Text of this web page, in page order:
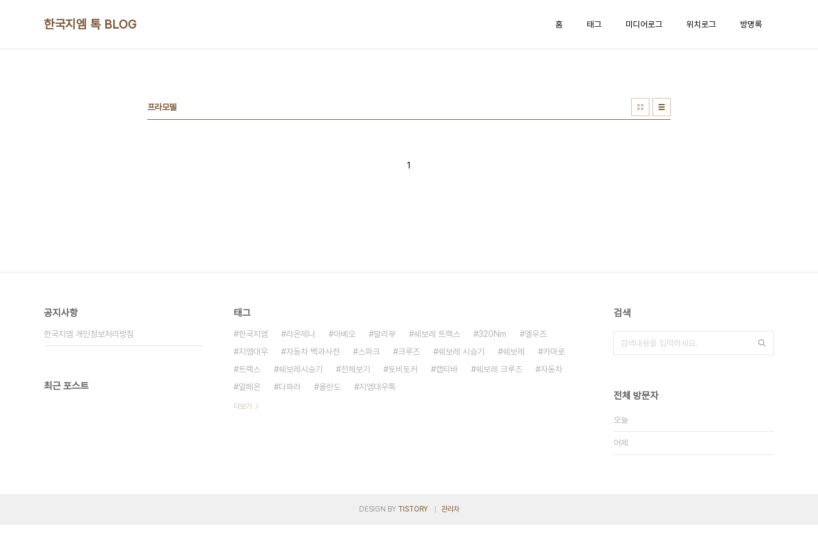
한국지엠 톡 BLOG 홈 태그 미디어로그 위치로그 방명록
프라모델
1
공지사항
한국지엠 개인정보처리방침
최근 포스트
태그
한국지엠 라온제나 아베오 말리부 쉐보레 트랙스 320Nm
엘우즈
지엠대우
자동차 백과사전 스파크 크루즈 쉐보레 시승기 쉐보레
카마로
트랙스
쉐보레시승기 전체보기 토비토커 캡티바 쉐보레 크루즈
자동차
알페온
다파라 올란도 지엠대우톡
더보기
검색
전체 방문자
오늘
어제
DESIGN BY TISTORY 관리자